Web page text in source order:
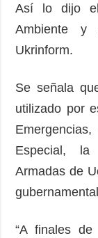
Así lo dijo el
Ambiente y
Ukrinform.
Se señala
utilizado por
Especial,
Armadas de
“A finales